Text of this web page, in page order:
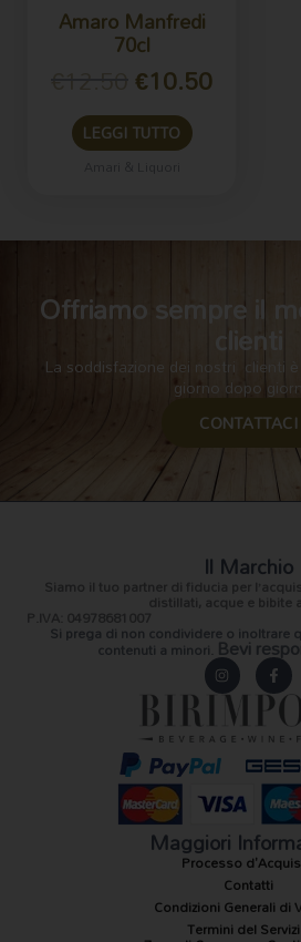
Amaro Manfredi
70cl
€10.50
LEGGI TUTTO
Offriamo sempre il
clienti
La soddisfazione dei nostri clienti
giorno dopo
CONTATTACI
Il Marchio
Si prega di non condividere o inoltrare
contenuti a minori. Bevi
In
s
t
g
r
a
F
a
c
eb
o
o
k
-f
Maggiori
Processo
Contatti
Condizioni Generali di
Termini del